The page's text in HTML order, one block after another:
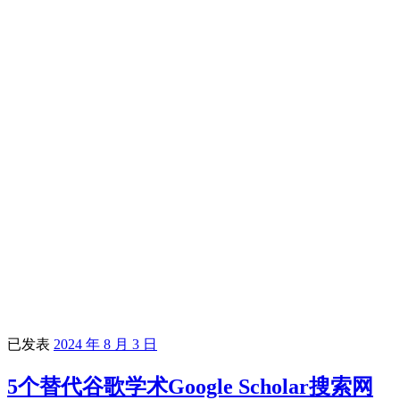
已发表 2024 年 8 月 3 日
5个替代谷歌学术Google Scholar搜索网